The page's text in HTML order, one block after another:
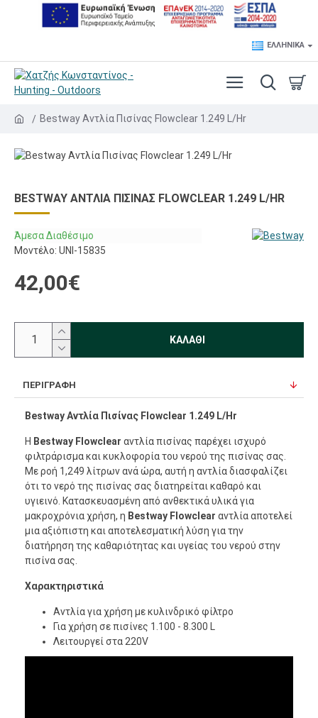
ΕΛΛΗΝΙΚΆ
Bestway Αντλία Πισίνας Flowclear 1.249 L/Hr
BESTWAY ΑΝΤΛΊΑ ΠΙΣΊΝΑΣ FLOWCLEAR 1.249 L/HR
Άμεσα Διαθέσιμο
Μοντέλο: UNI-15835
42,00€
ΚΑΛΆΘΙ
ΠΕΡΙΓΡΑΦΉ
Bestway Αντλία Πισίνας Flowclear 1.249 L/Hr
Η Bestway Flowclear αντλία πισίνας παρέχει ισχυρό
φιλτράρισμα και κυκλοφορία του νερού της πισίνας σας.
Με ροή 1,249 λίτρων ανά ώρα, αυτή η αντλία διασφαλίζει
ότι το νερό της πισίνας σας διατηρείται καθαρό και
υγιεινό. Κατασκευασμένη από ανθεκτικά υλικά για
μακροχρόνια χρήση, η Bestway Flowclear αντλία αποτελεί
μια αξιόπιστη και αποτελεσματική λύση για την
διατήρηση της καθαριότητας και υγείας του νερού στην
πισίνα σας.
Χαρακτηριστικά
Αντλία για χρήση με κυλινδρικό φίλτρο
Για χρήση σε πισίνες 1.100 - 8.300 L
Λειτουργεί στα 220V